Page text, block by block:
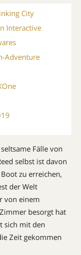
City
Interactive
Adventure
Fälle von
selbst ist davon
zu erreichen,
der Welt
von einem
besorgt hat
sich mit den
Zeit gekommen